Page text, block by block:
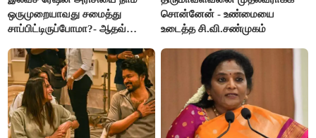
ஒருமுறையாவது சமைத்து
சாப்பிட்டிருப்போமா?- ஆதவ்
சொன்னேன் - உண்மையை
உடைத்த சி.வி.சண்முகம்